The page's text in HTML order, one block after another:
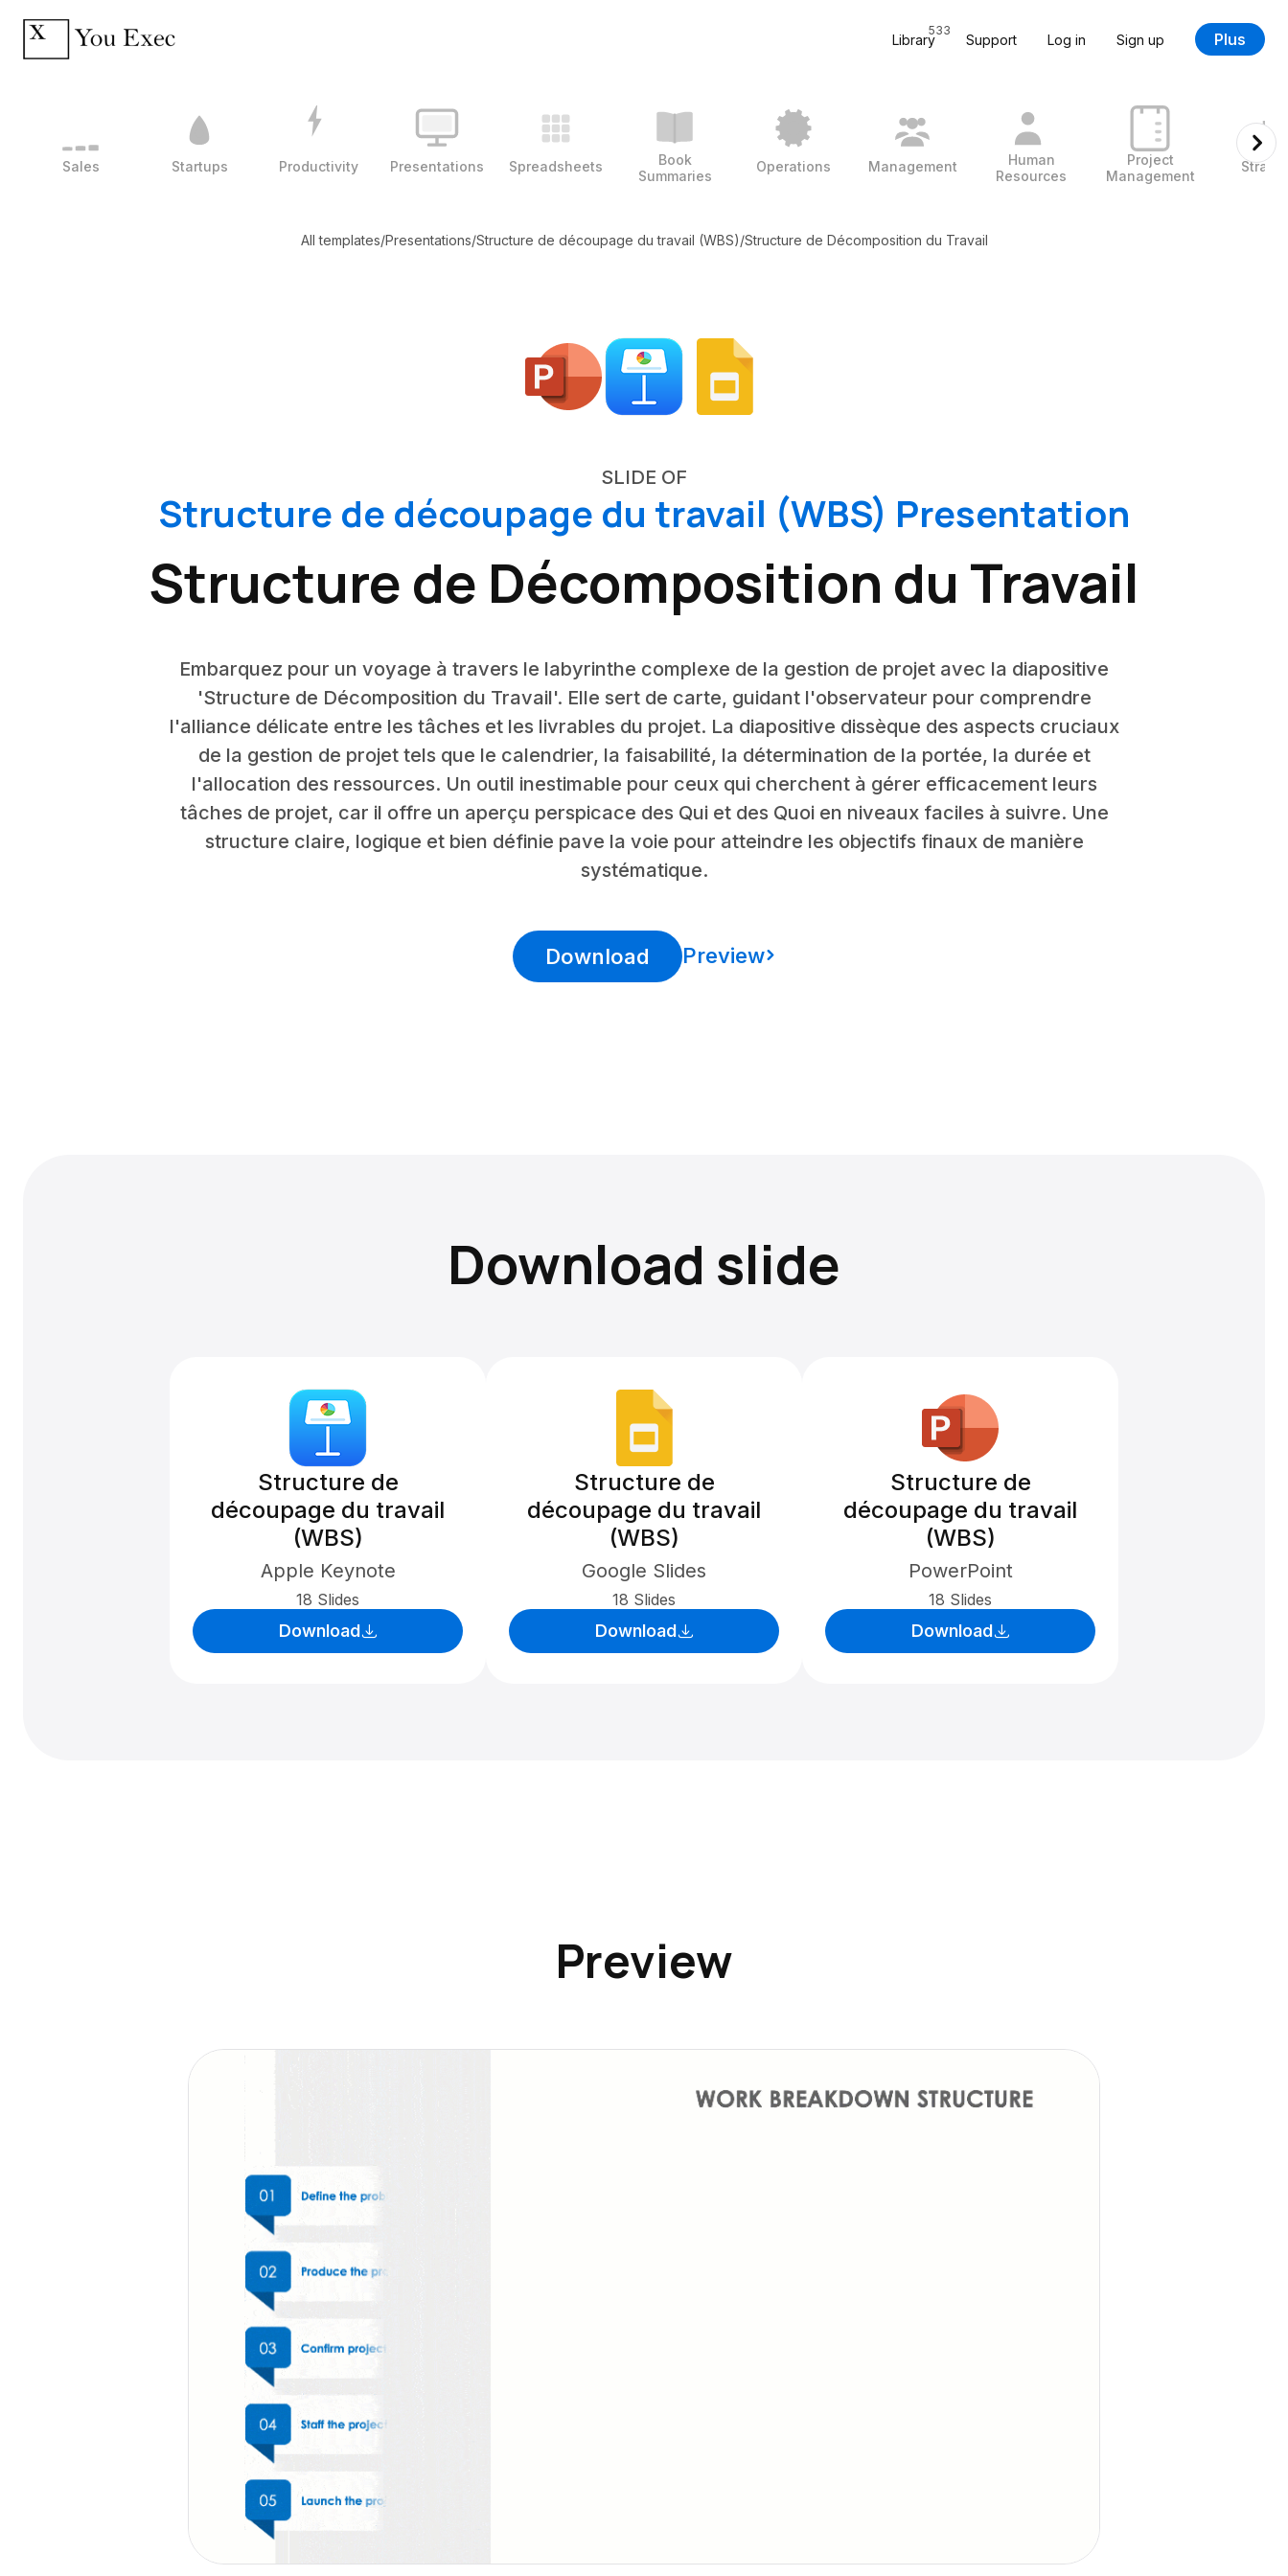
Library
533
Support Log in Sign up Plus
Sales Startups Productivity Presentations Spreadsheets
Book
Summaries
Operations Management
Human
Resources
Project
Management
All templates/Presentations/Structure de découpage du travail (WBS)/Structure de Décomposition du Travail
SLIDE OF
Structure de découpage du travail (WBS) Presentation
Structure de Décomposition du Travail
Embarquez pour un voyage à travers le labyrinthe complexe de la gestion de projet avec la diapositive
'Structure de Décomposition du Travail'. Elle sert de carte, guidant l'observateur pour comprendre
l'alliance délicate entre les tâches et les livrables du projet. La diapositive dissèque des aspects cruciaux
de la gestion de projet tels que le calendrier, la faisabilité, la détermination de la portée, la durée et
l'allocation des ressources. Un outil inestimable pour ceux qui cherchent à gérer efficacement leurs
tâches de projet, car il offre un aperçu perspicace des Qui et des Quoi en niveaux faciles à suivre. Une
structure claire, logique et bien définie pave la voie pour atteindre les objectifs finaux de manière
systématique.
Download Preview
Download slide
Structure de
découpage du travail
(WBS)
Apple Keynote
18 Slides
Download
Structure de
découpage du travail
(WBS)
Google Slides
18 Slides
Download
Structure de
découpage du travail
(WBS)
PowerPoint
18 Slides
Download
Preview